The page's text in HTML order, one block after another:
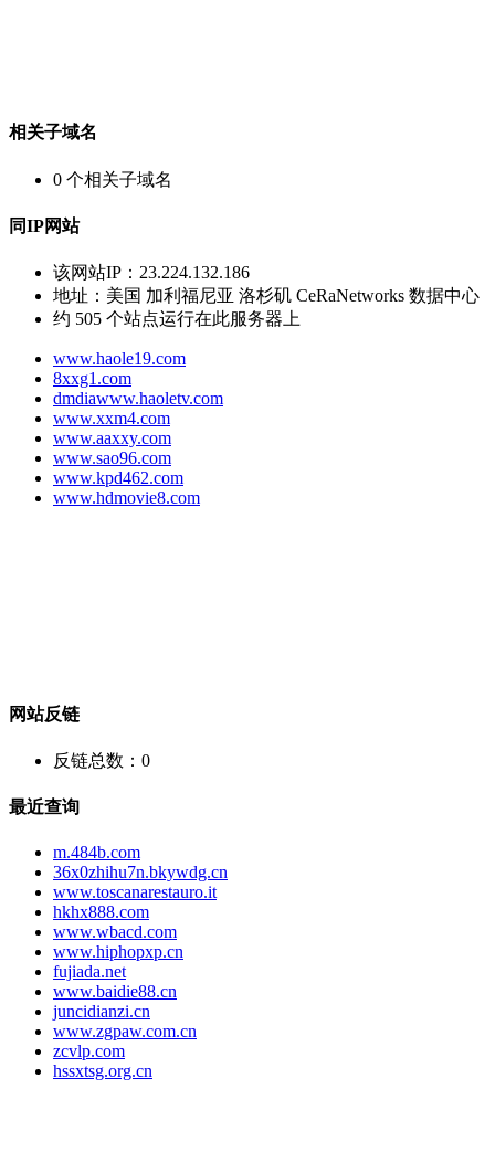
相关子域名
0 个相关子域名
同IP网站
该网站IP： 23.224.132.186
地址： 美国 加利福尼亚 洛杉矶 CeRaNetworks 数据中心
约 505 个站点运行在此服务器上
www.haole19.com
8xxg1.com
dmdiawww.haoletv.com
www.xxm4.com
www.aaxxy.com
www.sao96.com
www.kpd462.com
www.hdmovie8.com
网站反链
反链总数： 0
最近查询
m.484b.com
36x0zhihu7n.bkywdg.cn
www.toscanarestauro.it
hkhx888.com
www.wbacd.com
www.hiphopxp.cn
fujiada.net
www.baidie88.cn
juncidianzi.cn
www.zgpaw.com.cn
zcvlp.com
hssxtsg.org.cn